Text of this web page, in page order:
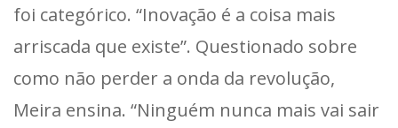
foi categórico. “Inovação é a coisa mais
arriscada que existe”. Questionado sobre
como não perder a onda da revolução,
Meira ensina. “Ninguém nunca mais vai sair